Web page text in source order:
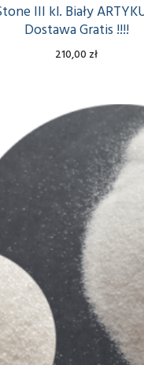
III kl. Biały
Dostawa Gratis !!!!
210,00 zł